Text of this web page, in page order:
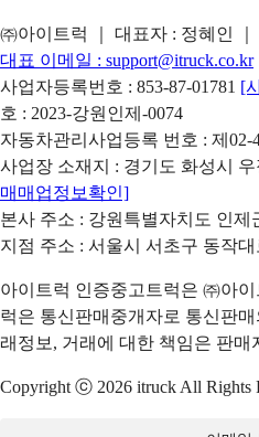
㈜아이트럭 ｜ 대표자 : 정혜인
대표 이메일 : support@itruck.co.kr
사업자등록번호 : 853-87-01781 [
호 : 2023-강원인제-0074
자동차관리사업등록 번호 : 제02-
사업장 소재지 : 경기도 화성시
매매업정보확인]
본사 주소 : 강원특별자치도 인제
지점 주소 : 서울시 서초구 동작
아이트럭 인증중고트럭은 ㈜아
럭은 통신판매중개자로 통신판
래정보, 거래에 대한 책임은 판매
Copyright ⓒ 2026 itruck All Rights